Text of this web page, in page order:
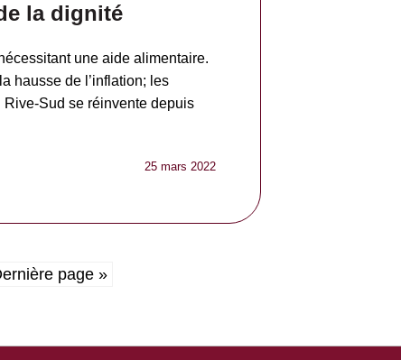
la dignité
une aide alimentaire.
hausse de l’inflation; les
Rive-Sud se réinvente depuis
25 mars 2022
page »